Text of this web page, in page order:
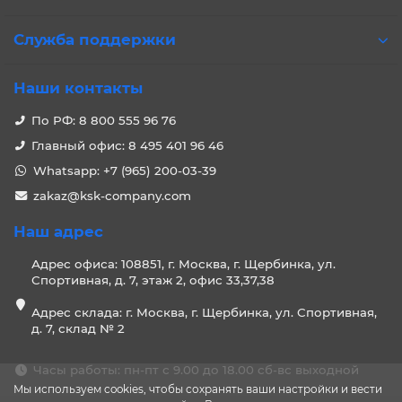
Мы используем cookies, чтобы сохранять ваши настройки и вести
Служба поддержки
Наши контакты
По РФ: 8 800 555 96 76
Главный офис: 8 495 401 96 46
Whatsapp: +7 (965) 200-03-39
zakaz@ksk-company.com
Наш адрес
Адрес офиса: 108851, г. Москва, г. Щербинка, ул.
Спортивная, д. 7, этаж 2, офис 33,37,38
Адрес склада: г. Москва, г. Щербинка, ул. Спортивная,
д. 7, склад № 2
Часы работы: пн-пт с 9.00 до 18.00 сб-вс выходной